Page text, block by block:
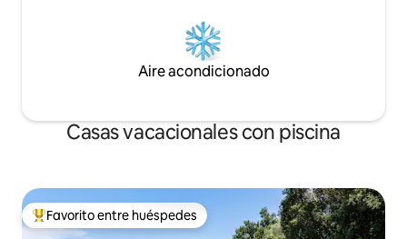
Aire acondicionado
Casas vacacionales con piscina
Favorito entre huéspedes preferido
Favorito entre huéspedes